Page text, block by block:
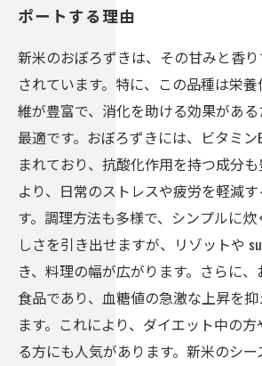
おぼろずきを日常の食事に取り
新米のシーズン到来！おぼろず
楽しもう
豊かな自然の恵みを感じる！お
生活を実現
ポートする理由
新米のおぼろずきは、その甘みと香
されています。特に、この品種は栄
維が豊富で、消化を助ける効果があ
最適です。おぼろずきには、ビタミ
まれており、抗酸化作用を持つ成分
より、日常のストレスや疲労を軽減
す。調理方法も多様で、シンプルに
しさを引き出せますが、リゾットや
き、料理の幅が広がります。さらに、
食品であり、血糖値の急激な上昇を
ます。これにより、ダイエット中の
る方にも人気があります。新米のシ